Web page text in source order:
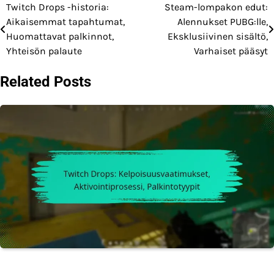
Post
navigation
Twitch Drops -historia:
Aikaisemmat tapahtumat,
Huomattavat palkinnot,
Yhteisön palaute
Steam-lompakon edut:
Alennukset PUBG:lle,
Eksklusiivinen sisältö,
Varhaiset pääsyt
Related Posts